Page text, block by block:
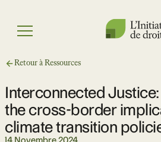
content
Menu
Retour à Ressources
Interconnected
the cross-border
climate transition